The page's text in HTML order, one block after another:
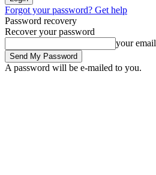
Forgot your password? Get help
Password recovery
Recover your password
your email
A password will be e-mailed to you.